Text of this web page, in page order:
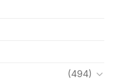
(494)